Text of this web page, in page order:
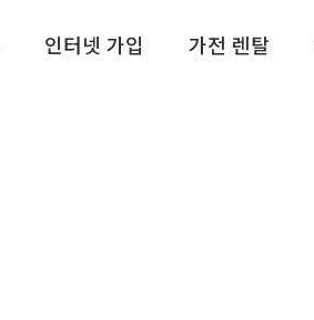
인터넷 가입 가전 렌탈